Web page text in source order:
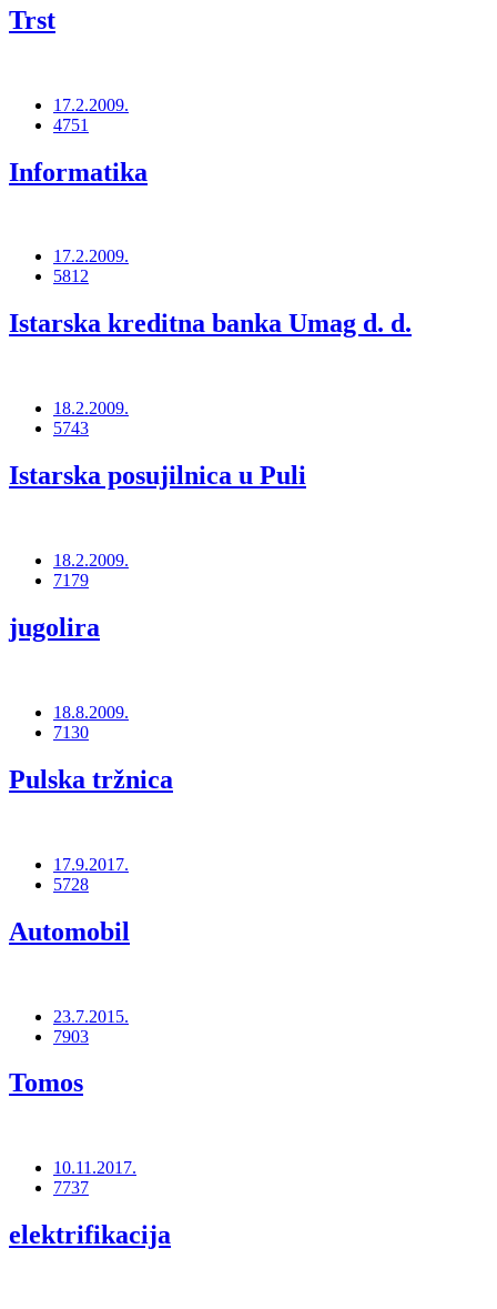
Trst
17.2.2009.
4751
Informatika
17.2.2009.
5812
Istarska kreditna banka Umag d. d.
18.2.2009.
5743
Istarska posujilnica u Puli
18.2.2009.
7179
jugolira
18.8.2009.
7130
Pulska tržnica
17.9.2017.
5728
Automobil
23.7.2015.
7903
Tomos
10.11.2017.
7737
elektrifikacija